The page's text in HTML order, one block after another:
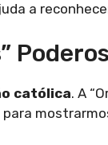
a
católica. A